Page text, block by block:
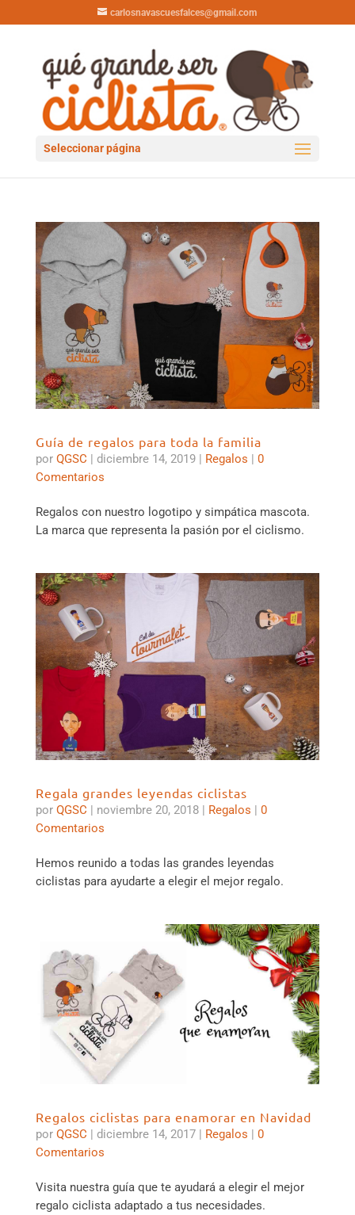
carlosnavascuesfalces@gmail.com
Seleccionar página
Guía de regalos para toda la familia
por QGSC | diciembre 14, 2019 | Regalos | 0
Comentarios
Regalos con nuestro logotipo y simpática mascota.
La marca que representa la pasión por el ciclismo.
Regala grandes leyendas ciclistas
por QGSC noviembre 20, 2018 Regalos
0
Comentarios
Hemos reunido a todas las grandes leyendas
ciclistas para ayudarte a elegir el mejor regalo.
Regalos ciclistas para enamorar en Navidad
por QGSC | diciembre 14, 2017 | Regalos | 0
Comentarios
Visita nuestra guía que te ayudará a elegir el mejor
regalo ciclista adaptado a tus necesidades.